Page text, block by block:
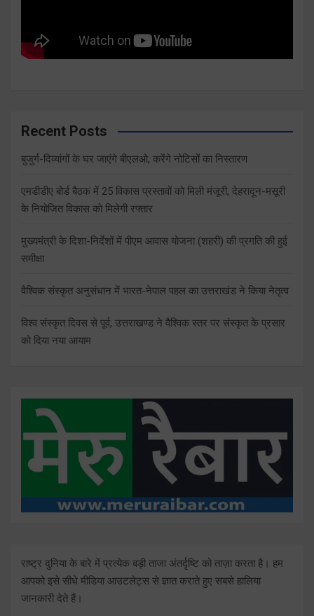
Recent Posts
बुजुर्ग-दिव्यांगों के घर जाएंगे बीएलओ, करेंगे नोटिसों का निस्तारण
एमडीडीए बोर्ड बैठक में 25 विकास प्रस्तावों को मिली मंजूरी, देहरादून-मसूरी
के नियोजित विकास को मिलेगी रफ्तार
मुख्यमंत्री के दिशा-निर्देशों में पीएम आवास योजना (शहरी) की प्रगति की हुई
समीक्षा
वैश्विक संस्कृत अनुसंधान में भारत-नेपाल पहल का उत्तराखंड ने किया नेतृत्व
विश्व संस्कृत दिवस से पूर्व, उत्तराखण्ड ने वैश्विक स्तर पर संस्कृत के प्रसार
को दिया नया आयाम
राष्ट्र दुनिया के बारे में प्रत्येक बड़ी ताजा अंतर्दृष्टि को ताज़ा करता है। हम
आपको इसे सीधे मीडिया आउटलेट्स से ज्ञात कराते हुए सबसे हालिया
जानकारी देते हैं।